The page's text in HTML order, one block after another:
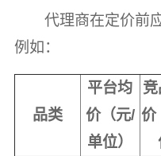
代理商在定价前
例如：
品类
平台均
价（元/
单位）
竞
价